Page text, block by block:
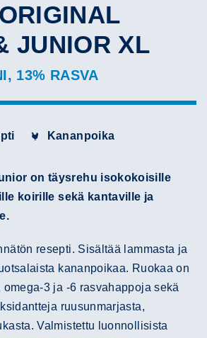
JUNIOR XL
13% RASVA
Kananpoika
on täysrehu isokokoisille
koirille sekä kantaville ja
resepti. Sisältää lammasta ja
kananpoikaa. Ruokaa on
omega-3 ja -6 rasvahappoja sekä
ruusunmarjasta,
Valmistettu luonnollisista